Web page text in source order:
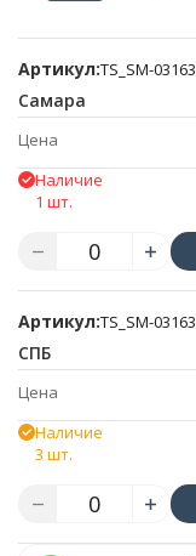
Артикул:TS_SM-03163
Самара
Цена
Наличие
1 шт.
Артикул:TS_SM-03163
СПБ
Цена
Наличие
3 шт.